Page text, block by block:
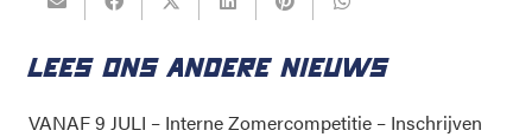
LEES ONS ANDERE NIEUWS
VANAF 9 JULI – Interne Zomercompetitie – Inschrijven